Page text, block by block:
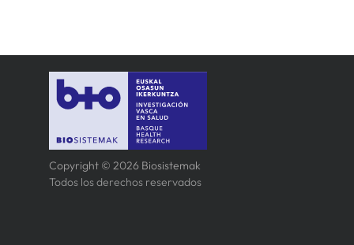
Copyright © 2026 Biosistemak
Todos los derechos reservados